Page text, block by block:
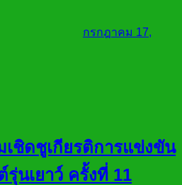
กรกฎาคม 17,
ชิดชูเกียรติการแข่งขัน
นเยาว์ ครั้งที่ 11